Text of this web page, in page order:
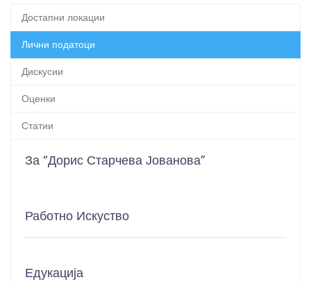
Достапни локации
Лични податоци
Дискусии
Оценки
Статии
За “Дорис Старчева Јованова”
Работно Искуство
Едукација